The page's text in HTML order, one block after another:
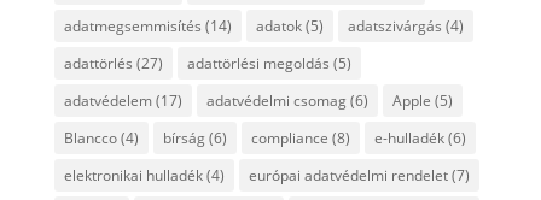
adatmegsemmisítés (14) adatok(5) adatszivárgás (4)
adattörlés (27) adattörlési megoldás (5)
adatvédelem(17) adatvédelmi csomag(6) Apple (5)
Blancco(4) bírság(6) compliance (8) e-hulladék(6)
elektronikai hulladék(4) európai adatvédelmi rendelet(7)